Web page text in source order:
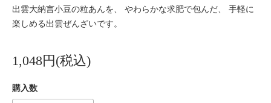
出雲大納言小豆の粒あんを、 やわらかな求肥で包んだ、 手軽に
楽しめる出雲ぜんざいです。
1,048円(税込)
購入数